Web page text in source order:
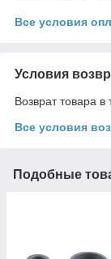
Все условия
Условия
Возврат товара в
Все условия
Подобные